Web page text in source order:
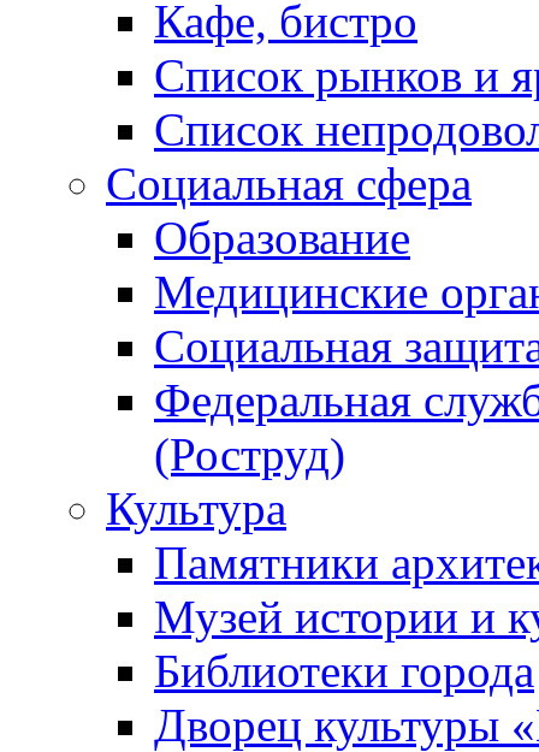
Кафе, бистро
Cписок рынков и
Список
Социальная сфера
Образование
Медицинские
Социальная
Федеральная
(Роструд)
Культура
Памятники
Музей истории и
Библиотеки города
Дворец культуры